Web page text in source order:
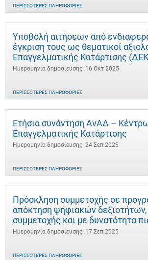
ΠΕΡΙΣΣΌΤΕΡΕΣ ΠΛΗΡΟΦΟΡΊΕΣ
Υποβολή αιτήσεων από
έγκριση τους ως θεματικοί
Επαγγελματικής Κατάρτισης
Ημερομηνία δημοσίευσης: 16 Οκτ 2025
ΠΕΡΙΣΣΌΤΕΡΕΣ ΠΛΗΡΟΦΟΡΊΕΣ
Ετήσια συνάντηση ΑνΑΔ –
Επαγγελματικής Κατάρτισης
Ημερομηνία δημοσίευσης: 24 Σεπ 2025
ΠΕΡΙΣΣΌΤΕΡΕΣ ΠΛΗΡΟΦΟΡΊΕΣ
Πρόσκληση συμμετοχής σε
απόκτηση ψηφιακών
συμμετοχής και με δυνατότητα
Ημερομηνία δημοσίευσης: 17 Σεπ 2025
ΠΕΡΙΣΣΌΤΕΡΕΣ ΠΛΗΡΟΦΟΡΊΕΣ